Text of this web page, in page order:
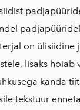
on ülisiidine
lisaks hoiab
kanda
tekstuur